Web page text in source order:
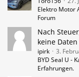
Elektro Motor
Forum
Nach
keine
ipirk
3.
BYD Seal U -
Erfahrungen.